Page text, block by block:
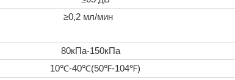
≥0,2 мл/мин
80кПа-150кПа
10℃-40℃(50℉-104℉)